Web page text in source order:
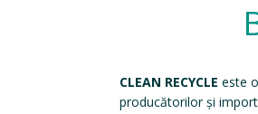
CLEAN RECYCLE este
producătorilor și